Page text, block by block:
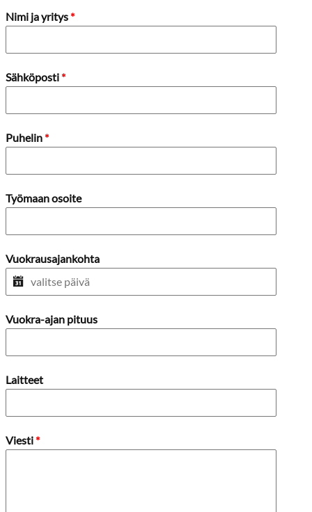
Nimi ja yritys*
Sähköposti*
Puhelin*
Työmaan osoite
Vuokrausajankohta
Vuokra-ajan pituus
Laitteet
Viesti*